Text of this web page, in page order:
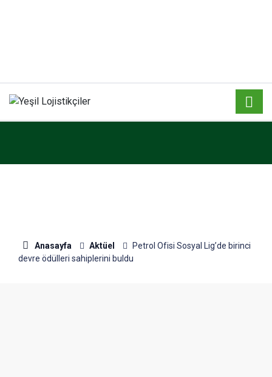
Anasayfa Aktüel
Petrol Ofisi Sosyal Lig’de birinci
devre ödülleri sahiplerini buldu